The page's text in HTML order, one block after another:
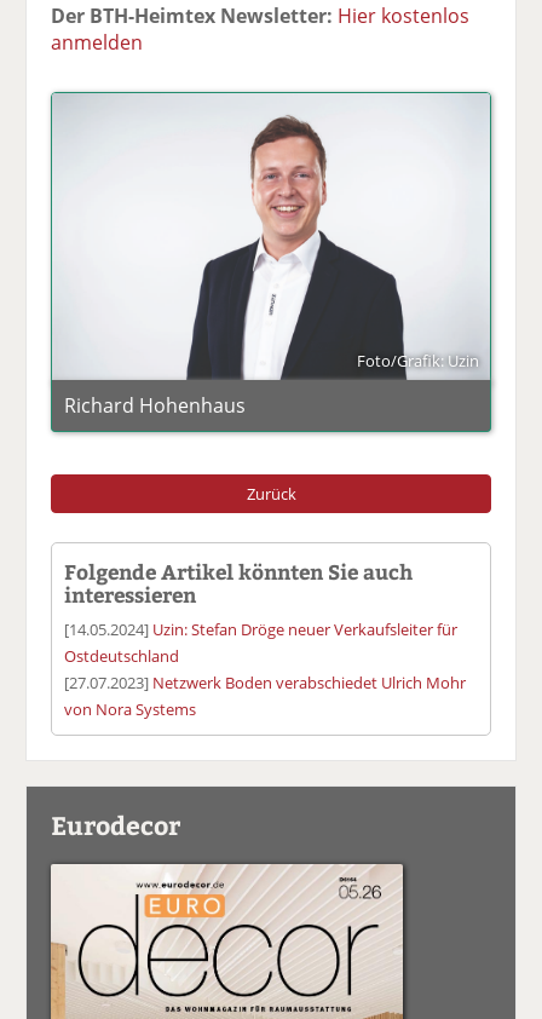
Der BTH-Heimtex Newsletter: Hier kostenlos
anmelden
Foto/Grafik: Uzin
Richard Hohenhaus
Zurück
Folgende Artikel könnten Sie auch
interessieren
[14.05.2024] Uzin: Stefan Dröge neuer Verkaufsleiter für
Ostdeutschland
[27.07.2023] Netzwerk Boden verabschiedet Ulrich Mohr
von Nora Systems
Eurodecor